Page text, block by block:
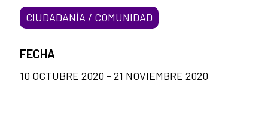
CIUDADANÍA / COMUNIDAD
FECHA
10 OCTUBRE 2020 - 21 NOVIEMBRE 2020